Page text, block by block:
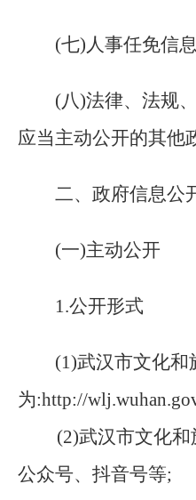
(七)人事任免信
(八)法律、法规
应当主动公开的其他
二、政府信息公
(一)主动公开
1.公开形式
(1)武汉市文化
为:http://
(2)武汉市文化和
公众号、抖音号等;